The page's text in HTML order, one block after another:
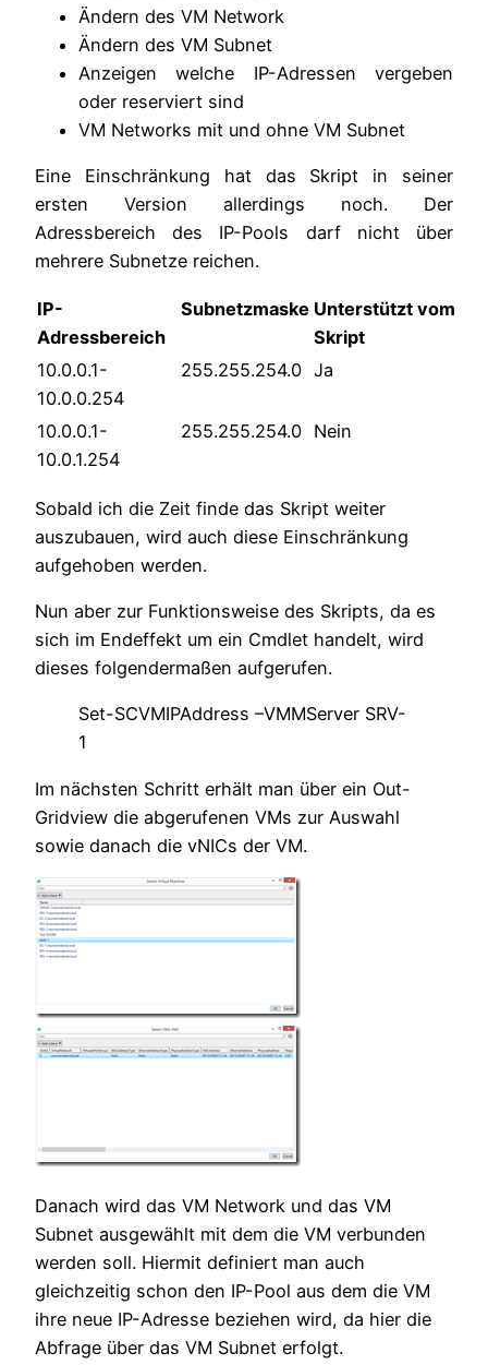
Ändern des VM Network
Ändern des VM Subnet
Anzeigen welche IP-Adressen vergeben
oder reserviert sind
VM Networks mit und ohne VM Subnet
Eine Einschränkung hat das Skript in seiner
ersten Version allerdings noch. Der
Adressbereich des IP-Pools darf nicht über
mehrere Subnetze reichen.
IP-
Adressbereich
Subnetzmaske Unterstützt vom
Skript
10.0.0.1-
10.0.0.254
255.255.254.0 Ja
10.0.0.1-
10.0.1.254
255.255.254.0 Nein
Sobald ich die Zeit finde das Skript weiter
auszubauen, wird auch diese Einschränkung
aufgehoben werden.
Nun aber zur Funktionsweise des Skripts, da es
sich im Endeffekt um ein Cmdlet handelt, wird
dieses folgendermaßen aufgerufen.
Set-SCVMIPAddress –VMMServer SRV-
1
Im nächsten Schritt erhält man über ein Out-
Gridview die abgerufenen VMs zur Auswahl
sowie danach die vNICs der VM.
Danach wird das VM Network und das VM
Subnet ausgewählt mit dem die VM verbunden
werden soll. Hiermit definiert man auch
gleichzeitig schon den IP-Pool aus dem die VM
ihre neue IP-Adresse beziehen wird, da hier die
Abfrage über das VM Subnet erfolgt.